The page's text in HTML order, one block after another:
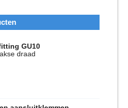
GU10
draad